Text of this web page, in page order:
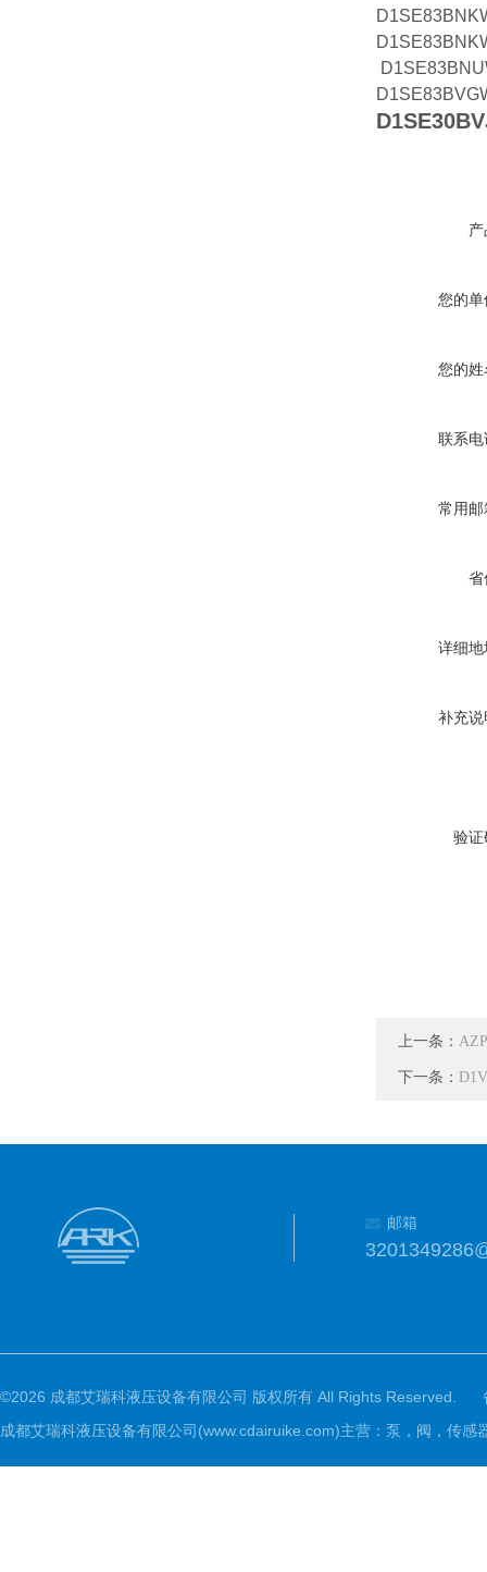
您的
您的
联系
常用
省
详细
补充
验
上一条：
下一条：
邮箱
©2026 成都艾瑞科液压设备有限公司 版权所有 All Rights Reserved.
成都艾瑞科液压设备有限公司(www.cdairuike.com)主营：泵，阀，传